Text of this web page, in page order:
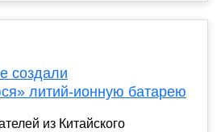
создали
литий-ионную батарею
из Китайского